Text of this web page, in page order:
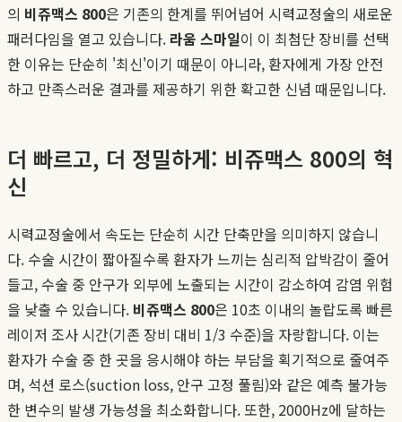
의 비쥬맥스 800은 기존의 한계를 뛰어넘어 시력교정술의 새로운
패러다임을 열고 있습니다. 라움 스마일이 이 최첨단 장비를 선택
한 이유는 단순히 '최신'이기 때문이 아니라, 환자에게 가장 안전
하고 만족스러운 결과를 제공하기 위한 확고한 신념 때문입니다.
더 빠르고, 더 정밀하게: 비쥬맥스 800의 혁
신
시력교정술에서 속도는 단순히 시간 단축만을 의미하지 않습니
다. 수술 시간이 짧아질수록 환자가 느끼는 심리적 압박감이 줄어
들고, 수술 중 안구가 외부에 노출되는 시간이 감소하여 감염 위험
을 낮출 수 있습니다. 비쥬맥스 800은 10초 이내의 놀랍도록 빠른
레이저 조사 시간(기존 장비 대비 1/3 수준)을 자랑합니다. 이는
환자가 수술 중 한 곳을 응시해야 하는 부담을 획기적으로 줄여주
며, 석션 로스(suction loss, 안구 고정 풀림)와 같은 예측 불가능
한 변수의 발생 가능성을 최소화합니다. 또한, 2000Hz에 달하는